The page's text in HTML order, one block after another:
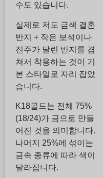
수도 있습니다.
실제로 저도 금색 결혼
반지 + 작은 보석이나
진주가 달린 반지를 겹
쳐서 착용하는 것이 기
본 스타일로 자리 잡았
습니다.
K18골드는 전체 75%
(18/24)가 금으로 만들
어진 것을 의미합니다.
나머지 25%에 섞이는
금속 종류에 따라 색이
달라집니다.